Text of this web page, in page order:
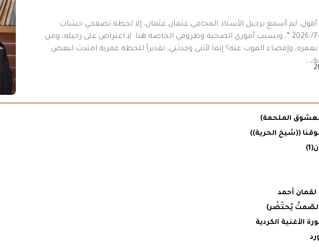
لم أسمع برحيل الأستاذ المحامي عثمان عثمان، إلا لحظة تصفحي حيثيات
أربعينيته في قامشلو ” 31-7/ 2026 “، وبسبب أموري الصحية وظروفي الخاصة هنا. لا اعتراض على رحيله، ومن
وإقصاء الموت عنه؟ إنما لأنني وجدتني، تقديراً للحظة عمرية امتدت لبعض
الملحمة)
((شيخ الحرية))
أحمد
يُحتَضَر)
الأغنية الكردية